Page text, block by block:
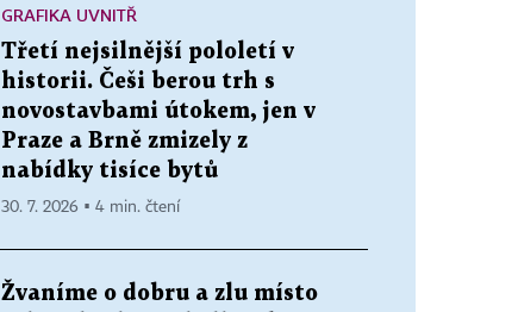
GRAFIKA UVNITŘ
Třetí nejsilnější pololetí v
historii. Češi berou trh s
novostavbami útokem, jen v
Praze a Brně zmizely z
nabídky tisíce bytů
30. 7. 2026 ▪ 4 min. čtení
Žvaníme o dobru a zlu místo